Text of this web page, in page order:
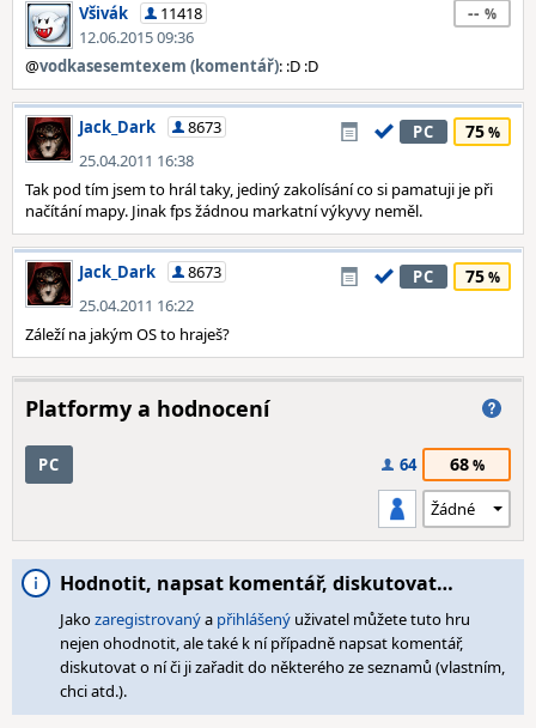
Všivák
11418
12.06.2015 09:36
--
@vodkasesemtexem (komentář): :D :D
Jack_Dark
8673
25.04.2011 16:38
PC 75
Tak pod tím jsem to hrál taky, jediný zakolísání co si pamatuji je při
načítání mapy. Jinak fps žádnou markatní výkyvy neměl.
Jack_Dark
8673
25.04.2011 16:22
PC 75
Záleží na jakým OS to hraješ?
Platformy a hodnocení
PC 64 68
Hodnotit, napsat komentář, diskutovat…
Jakozaregistrovanýa přihlášený uživatel můžete tuto hru
nejen ohodnotit, ale také k ní případně napsat komentář,
diskutovat o ní či ji zařadit do některého ze seznamů (vlastním,
chci atd.).